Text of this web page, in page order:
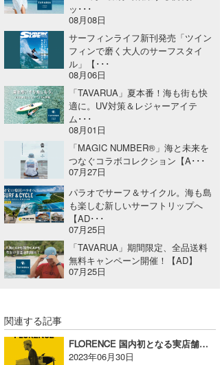
ッ･･･
08月08日
サーフィンライフ新刊発売「ツイン
フィンで磨く大人のサーフスタイ
ル」【･･･
08月06日
「TAVARUA」夏本番！海も街も快
適に。UV対策＆レジャーアイテ
ム･･･
08月01日
「MAGIC NUMBER®」海と未来を
つなぐコラボコレクション【A･･･
07月27日
パラオでサーフ＆サイクル。海も島
も楽しむ新しいサーフトリップへ
【AD･･･
07月25日
「TAVARUA」期間限定、全品送料
無料キャンペーン開催！【AD】
07月25日
関連する記事
FLORENCE 国内初となる実店舗がポップアップ・ストアとして湘南T-SITEにオープン【AD】
2023年06月30日